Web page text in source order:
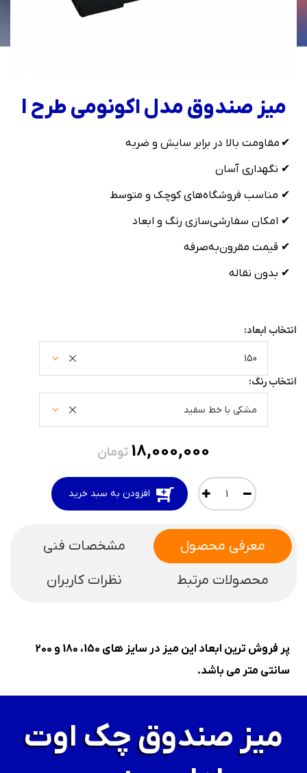
میز صندوق مدل اکونومی طرح I
✔ مقاومت بالا در برابر سایش و ضربه
✔ نگهداری آسان
✔ مناسب فروشگاه‌های کوچک و متوسط
✔ امکان سفارشی‌سازی رنگ و ابعاد
✔ قیمت مقرون‌به‌صرفه
✔ بدون نقاله
انتخاب ابعاد:
150
انتخاب رنگ:
مشکی با خط سفید
18,000,000 تومان
افزودن به سبد خرید
معرفی محصول
مشخصات فنی
محصولات مرتبط
نظرات کاربران
پر فروش ترین ابعاد این میز در سایز های 150، 180 و 200
سانتی متر می باشد.
میز صندوق چک اوت